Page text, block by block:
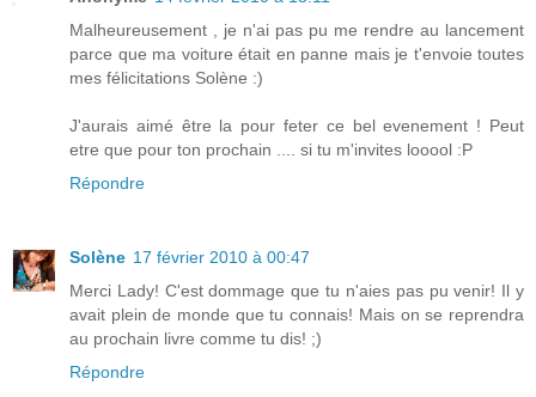
Malheureusement , je n'ai pas pu me rendre au lancement
parce que ma voiture était en panne mais je t'envoie toutes
mes félicitations Solène :)
J'aurais aimé être la pour feter ce bel evenement ! Peut
etre que pour ton prochain .... si tu m'invites looool :P
Répondre
Solène 17 février 2010 à 00:47
Merci Lady! C'est dommage que tu n'aies pas pu venir! Il y
avait plein de monde que tu connais! Mais on se reprendra
au prochain livre comme tu dis! ;)
Répondre